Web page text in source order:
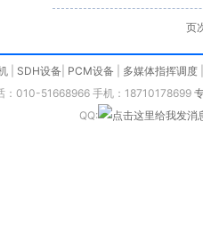
页
SDH设备 PCM设备 多媒体指挥调度
：010-51668966 手机：18710178699
QQ: